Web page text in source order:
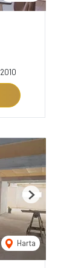
2010
Harta
Next